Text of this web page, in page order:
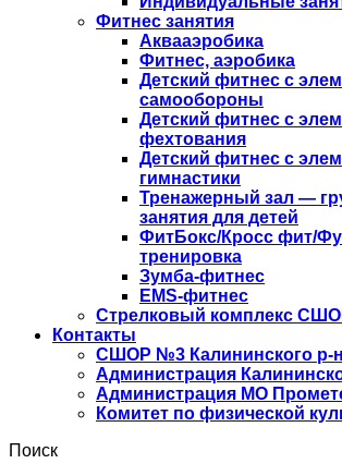
Фитнес занятия
Аквааэробика
Фитнес, аэробика
Детский фитнес с
самообороны
Детский фитнес с
фехтования
Детский фитнес с
гимнастики
Тренажерный зал —
занятия для детей
ФитБокс/Кросс фит/
тренировка
Зумба-фитнес
EMS-фитнес
Стрелковый комплекс
Контакты
СШОР №3 Калининского р-
Администрация
Администрация МО
Комитет по физической
Поиск